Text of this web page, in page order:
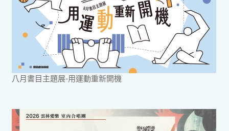
八月書目主題展-用運動重新開機